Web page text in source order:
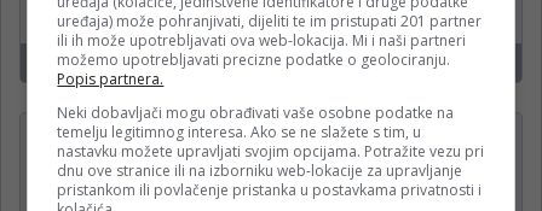
Krajina klas d.o.o.
Banjaluka
Operateri na uplatnim
mjestima
Mozzart
uređaja) može pohranjivati, dijeliti te im pristupati 201 partner
ili ih može upotrebljavati ova web-lokacija. Mi i naši partneri
možemo upotrebljavati precizne podatke o geolociranju.
Popis partnera.
Neki dobavljači mogu obrađivati vaše osobne podatke na
temelju legitimnog interesa. Ako se ne slažete s tim, u
nastavku možete upravljati svojim opcijama. Potražite vezu pri
dnu ove stranice ili na izborniku web-lokacije za upravljanje
pristankom ili povlačenje pristanka u postavkama privatnosti i